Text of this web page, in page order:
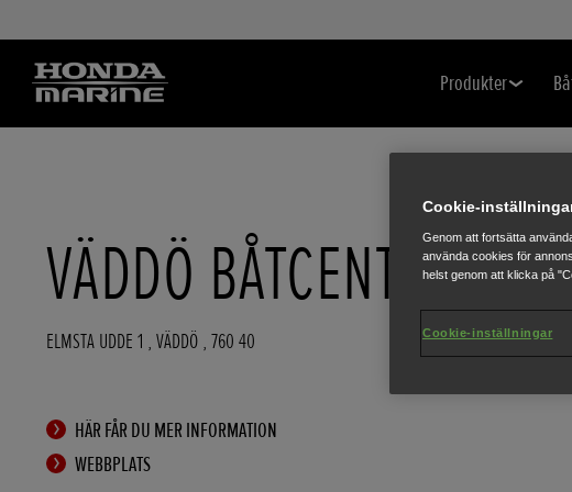
Produkter
VÄDDÖ BÅTCENTER
ELMSTA UDDE 1 , VÄDDÖ , 760 40
HÄR FÅR DU MER INFORMATION
WEBBPLATS
Cookie-
Genom att fortsätta
använda cookies för
helst genom att klicka på
Cookie-inställningar